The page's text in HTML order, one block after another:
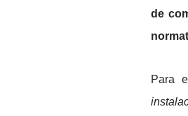
de
Para